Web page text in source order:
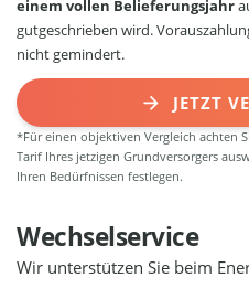
einem vollen Belieferungsjahr
gutgeschrieben wird.
nicht gemindert.
JETZT
*Für einen objektiven Vergleich achten
Tarif Ihres jetzigen Grundversorgers
Ihren Bedürfnissen festlegen.
Wechselservice
Wir unterstützen Sie beim